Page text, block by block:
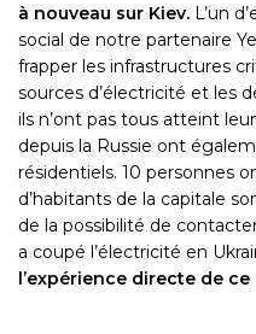
à nouveau sur Kiev. L’un
social de notre partenaire
frapper les infrastructures
sources d’électricité et les
ils n’ont pas tous atteint
depuis la Russie ont
résidentiels. 10 personnes
d’habitants de la capitale
de la possibilité de
a coupé l’électricité en
l’expérience directe de